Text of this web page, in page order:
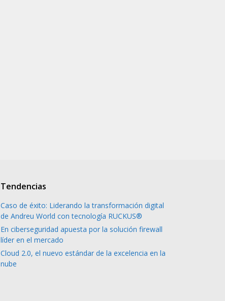
Tendencias
Caso de éxito: Liderando la transformación digital
de Andreu World con tecnología RUCKUS®
En ciberseguridad apuesta por la solución firewall
líder en el mercado
Cloud 2.0, el nuevo estándar de la excelencia en la
nube